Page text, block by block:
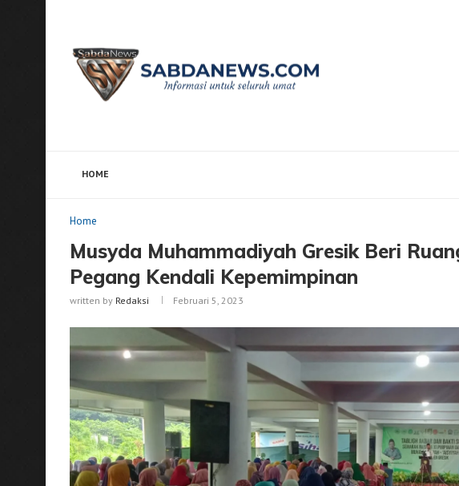
HOME
Home
Musyda Muhammadiyah Gresik Beri
Pegang Kendali Kepemimpinan
written by Redaksi Februari 5, 2023